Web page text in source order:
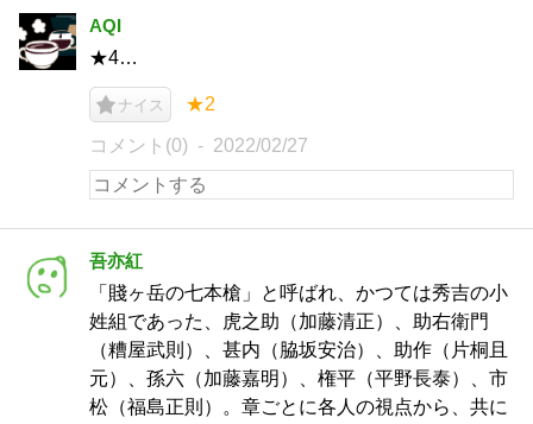
AQI
★4…
ナイス ★2
コメント(0) 2022/02/27
吾亦紅
「賤ヶ岳の七本槍」と呼ばれ、かつては秀吉の小
姓組であった、虎之助（加藤清正）、助右衛門
（糟屋武則）、甚内（脇坂安治）、助作（片桐且
元）、孫六（加藤嘉明）、権平（平野長泰）、市
松（福島正則）。章ごとに各人の視点から、共に